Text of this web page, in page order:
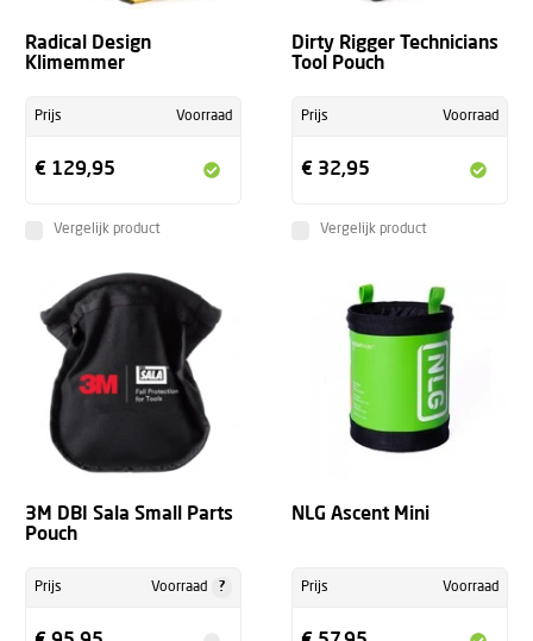
Radical Design
Klimemmer
Prijs Voorraad
€ 129,95
Vergelijk product
Dirty Rigger Technicians
Tool Pouch
Prijs Voorraad
€ 32,95
Vergelijk product
3M DBI Sala Small Parts
Pouch
Prijs Voorraad ?
NLG Ascent Mini
Prijs Voorraad